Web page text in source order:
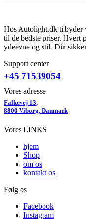
Hos Autolight.dk tilbyder
til de bedste priser. Hvert
ydeevne og stil. Din
Support center
+45 71539054
Vores adresse
Falkevej 13,
8800 Viborg, Danmark
Vores LINKS
hjem
Shop
om os
kontakt os
Følg os
Facebook
Instagram